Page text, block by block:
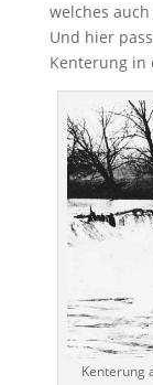
welches
Und hier
Kenterung in
Kenterung